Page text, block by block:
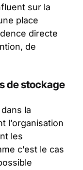
sur la
place
directe
de
de stockage
la
l’organisation
les
c’est le cas